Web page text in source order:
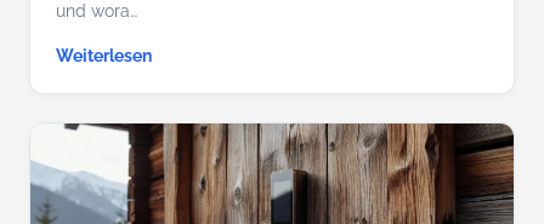
und wora…
Weiterlesen